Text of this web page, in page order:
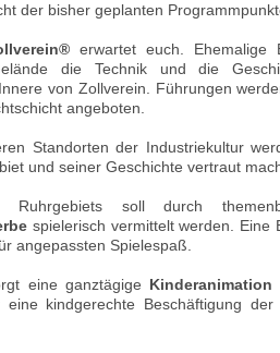
der bisher geplanten
erwartet euch. Ehemalige
die Technik und die
von Zollverein. Führungen
angeboten.
Standorten der Industriekultur
und seiner Geschichte vertraut
soll durch
spielerisch vermittelt werden. Eine
angepassten Spielespaß.
eine ganztägige Kinderanimation
kindgerechte Beschäftigung der